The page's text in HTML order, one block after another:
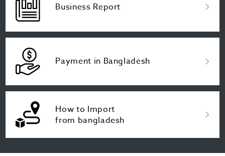
Business Report
Payment in Bangladesh
How to Import
from bangladesh